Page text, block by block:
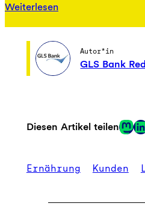
Weiterlesen
Autor*in
GLS Bank
Diesen Artikel teilen
Ernährung Kunden